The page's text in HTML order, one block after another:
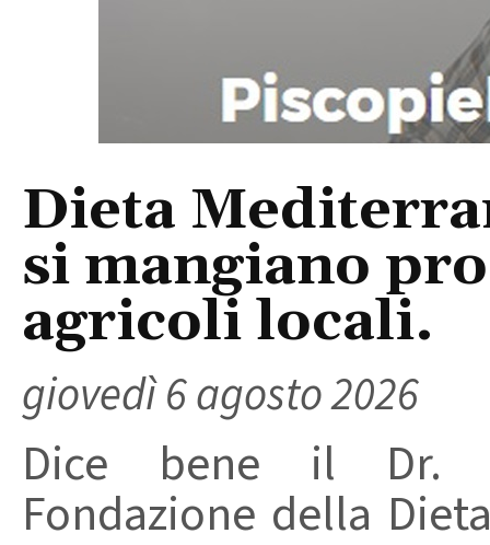
Dieta
si mangiano
agricoli locali.
giovedì 6 agosto 2026
Dice bene il Dr.
Fondazione della